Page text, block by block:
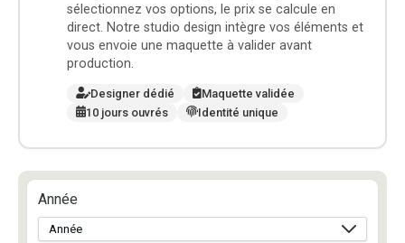
sélectionnez vos options, le prix se calcule en
direct. Notre studio design intègre vos éléments et
vous envoie une maquette à valider avant
production.
Designer dédié
Maquette validée
10 jours ouvrés
Identité unique
Année